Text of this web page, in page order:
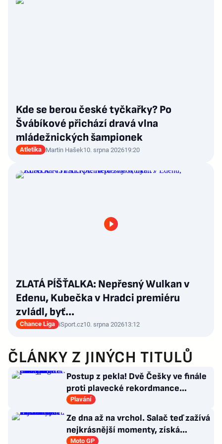
Kde se berou české tyčkařky? Po
Švábíkové přichází dravá vlna
mládežnických šampionek
Atletika Martin Hašek10. srpna 202619:20
ZLATÁ PÍŠŤALKA: Nepřesný Wulkan v
Edenu, Kubečka v Hradci premiéru
zvládl, byť…
Chance Liga iSport.cz10. srpna 202613:12
ČLÁNKY Z JINÝCH TITULŮ
Postup z pekla! Dvě Češky ve finále
proti plavecké rekordmance
Steenbergenové: Je to mazec
Plavání
Ze dna až na vrchol. Salač teď zažívá
nejkrásnější momenty, získá
smlouvu v MotoGP?
Moto GP